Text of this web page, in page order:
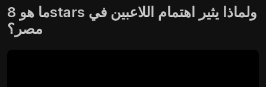
ما هو 8stars ولماذا يثير اهتمام اللاعبين في
مصر؟